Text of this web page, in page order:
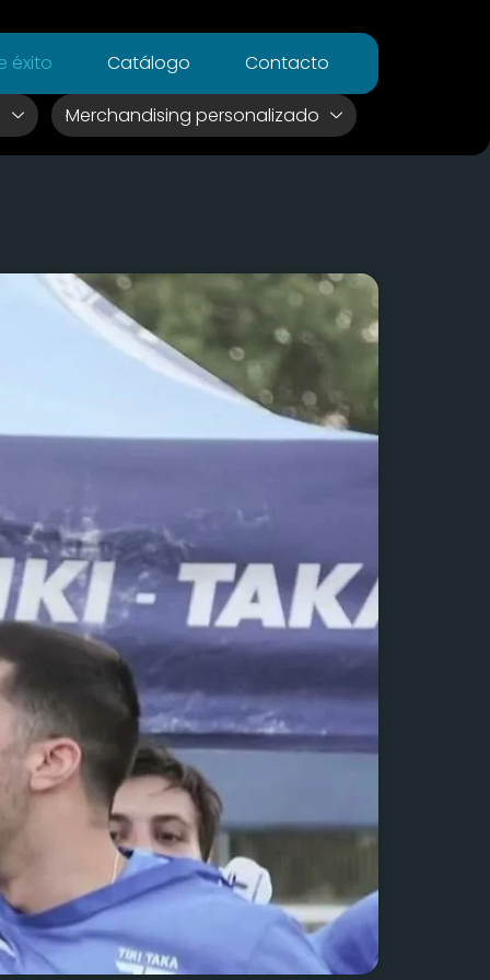
éxito Catálogo Contacto
Merchandising personalizado